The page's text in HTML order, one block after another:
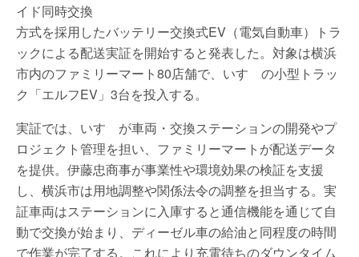
イド同時交換
方式を採用したバッテリー交換式EV（電気自動車）トラ
ックによる配送実証を開始すると発表した。対象は横浜
市内のファミリーマート80店舗で、いすゞの小型トラッ
ク「エルフEV」3台を投入する。
実証では、いすゞが車両・交換ステーションの開発やプ
ロジェクト管理を担い、ファミリーマートが配送データ
を提供。伊藤忠商事が事業性や環境効果の検証を支援
し、横浜市は用地調整や関係法令の調整を担当する。実
証車両はステーションに入庫すると通信機能を通じて自
動で交換が始まり、ディーゼル車の給油と同程度の時間
で作業が完了する。これにより充電待ちのダウンタイム